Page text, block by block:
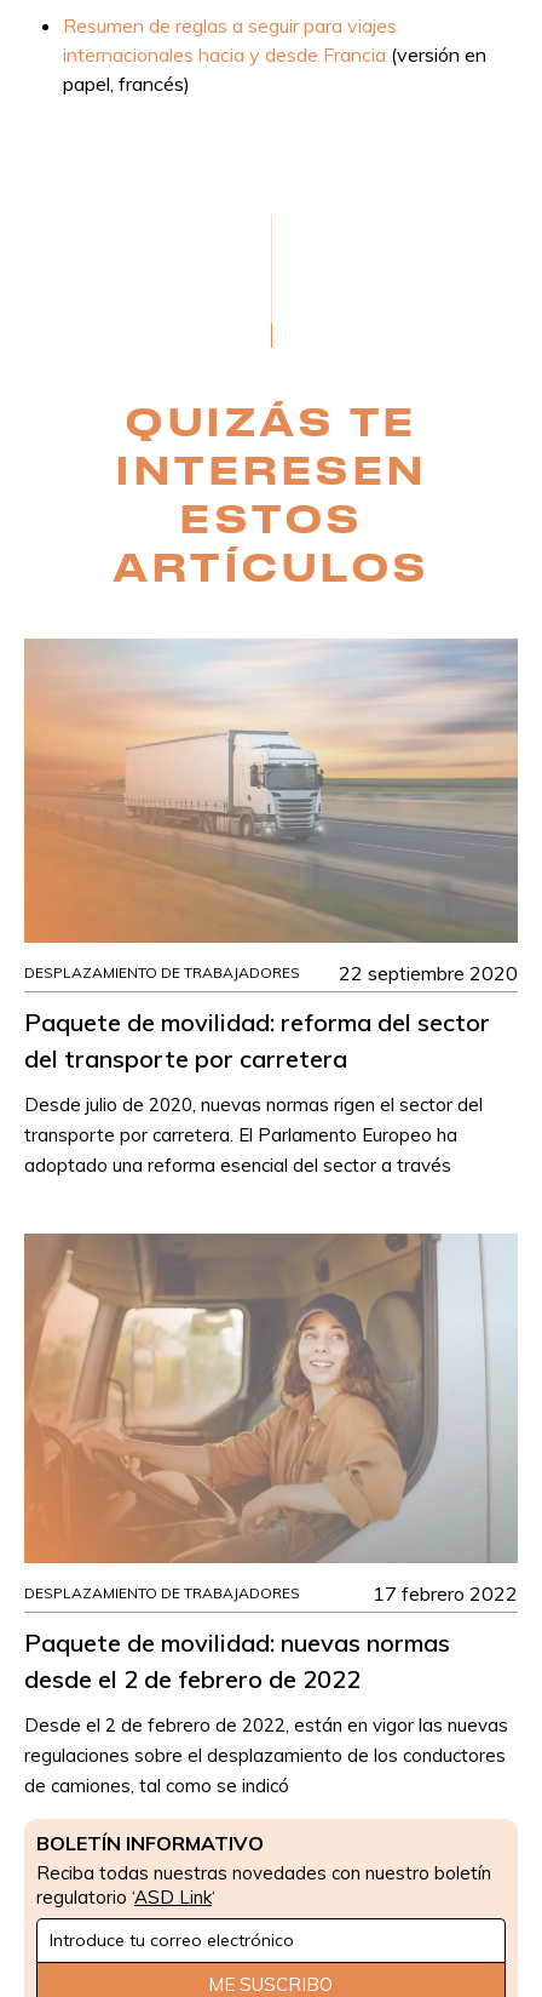
BOLETÍN INFORMATIVO
Reciba todas nuestras novedades con nuestro boletín
regulatorio ‘ASD Link‘
Newsletter
Signup
ME SUSCRIBO
Resumen de reglas a seguir para viajes
internacionales hacia y desde Francia (versión en
papel, francés)
QUIZÁS TE
INTERESEN
ESTOS
ARTÍCULOS
DESPLAZAMIENTO DE TRABAJADORES 22 septiembre 2020
Paquete de movilidad: reforma del sector
del transporte por carretera
Desde julio de 2020, nuevas normas rigen el sector del
transporte por carretera. El Parlamento Europeo ha
adoptado una reforma esencial del sector a través
DESPLAZAMIENTO DE TRABAJADORES 17 febrero 2022
Paquete de movilidad: nuevas normas
desde el 2 de febrero de 2022
Desde el 2 de febrero de 2022, están en vigor las nuevas
regulaciones sobre el desplazamiento de los conductores
de camiones, tal como se indicó